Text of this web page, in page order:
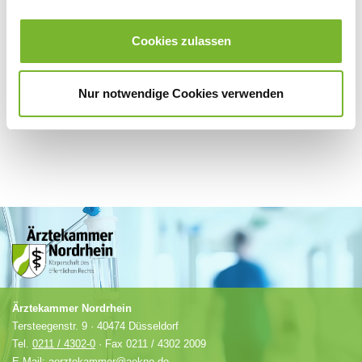
Cookies zulassen
Nur notwendige Cookies verwenden
Für weitere Informationen wenden Sie sich bitte direkt an den jeweiligen
Ärztekammer Nordrhein
Tersteegenstr. 9 · 40474 Düsseldorf
Tel. 0211 / 4302-0 · Fax 0211 / 4302 2009